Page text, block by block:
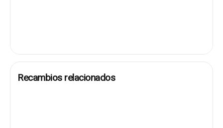
Recambios relacionados